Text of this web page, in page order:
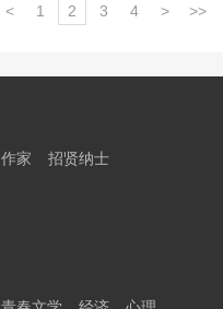
< 1 2 3 4 > >>
作家 招贤纳士